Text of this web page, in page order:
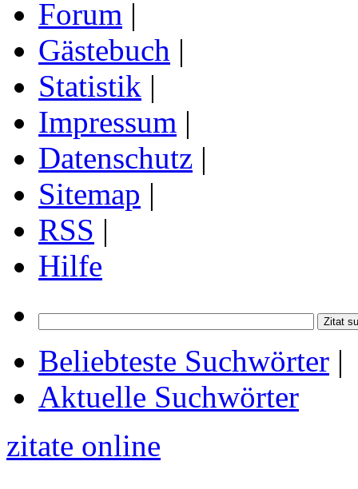
Forum |
Gästebuch |
Statistik |
Impressum |
Datenschutz |
Sitemap |
RSS |
Hilfe
Beliebteste Suchwörter |
Aktuelle Suchwörter
zitate online